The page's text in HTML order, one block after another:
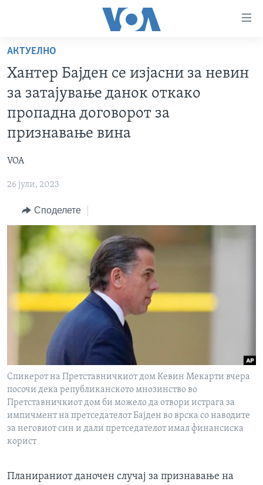
пристапност
Премини
на
главната
содржина
Премини
до
страната
навигација
РУБРИКИ
ПОЛИТИКА
ЗДРАВЈЕ
УМЕТНОСТ И ЗАБАВА
ИНТЕРВЈУА
ФОТОГАЛЕРИИ
ВЕСТИ ОД САД ВО МИНУТА - АРХИВА
ИЗБОРИ ВО САД 2020 - АРХИВА
Јазици
АКТУЕЛНО
Хантер Бајден се изјасни за невин
за затајување данок откако
пропадна договорот за
признавање вина
VOA
26 јули, 2023
Споделете
Спикерот на Претставничкиот дом Кевин Мекарти вчера
посочи дека републиканското мнозинство во
Претставничкиот дом би можело да отвори истрага за
импичмент на претседателот Бајден во врска со наводите
за неговиот син и дали претседателот имал финансиска
корист
Планираниот даночен случај за признавање на